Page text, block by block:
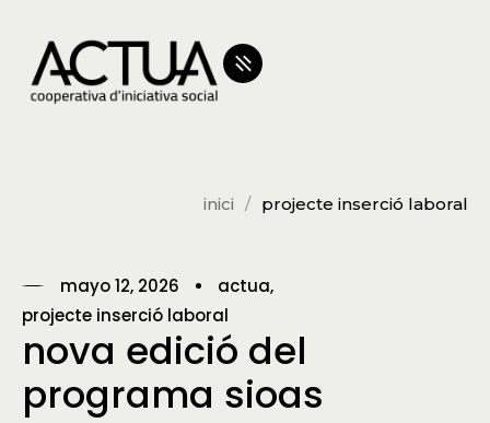
inici projecte inserció laboral
mayo 12, 2026
actua
projecte inserció laboral
nova edició del
programa sioas